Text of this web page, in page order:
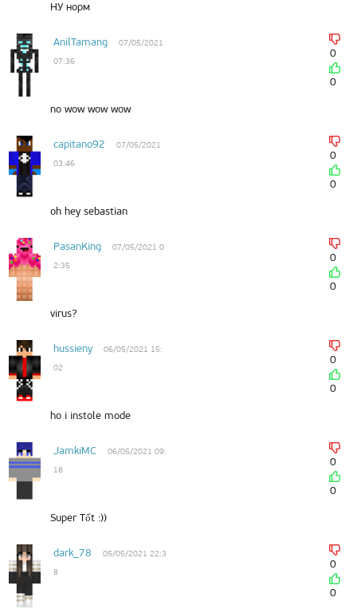
НУ норм
AnilTamang
07/05/2021
07:36
0
0
no wow wow wow
capitano92
07/05/2021
03:46
0
0
oh hey sebastian
PasanKing
07/05/2021 0
2:35
0
0
virus?
hussieny
06/05/2021 15:
02
0
0
ho i instole mode
JamkiMC
06/05/2021 09:
18
0
0
Super Tốt :))
dark_78
05/05/2021 22:3
8
0
0